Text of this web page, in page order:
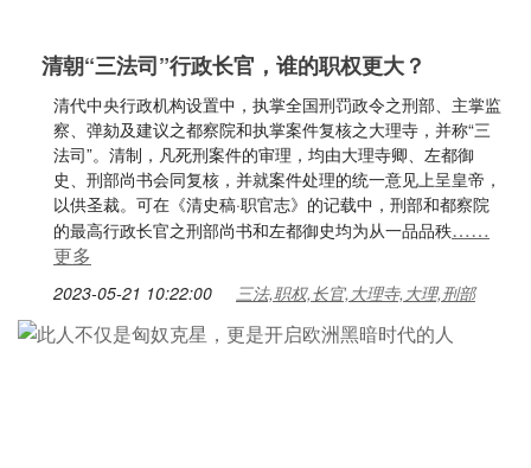
清朝“三法司”行政长官，谁的职权更大？
清代中央行政机构设置中，执掌全国刑罚政令之刑部、主掌监
察、弹劾及建议之都察院和执掌案件复核之大理寺，并称“三
法司”。清制，凡死刑案件的审理，均由大理寺卿、左都御
史、刑部尚书会同复核，并就案件处理的统一意见上呈皇帝，
以供圣裁。可在《清史稿·职官志》的记载中，刑部和都察院
的最高行政长官之刑部尚书和左都御史均为从一品品秩……
更多
2023-05-21 10:22:00 三法,职权,长官,大理寺,大理,刑部